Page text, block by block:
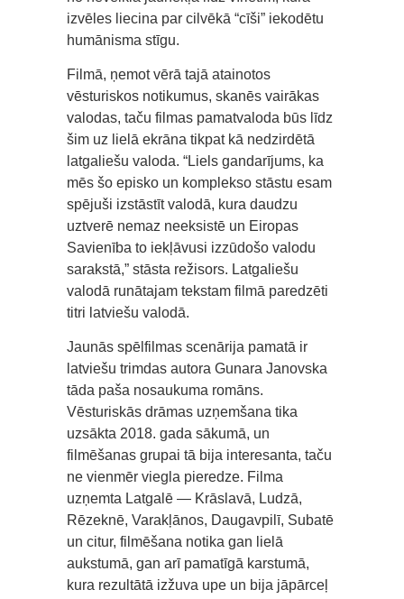
izvēles liecina par cilvēkā “cīši” iekodētu
humānisma stīgu.
Filmā, ņemot vērā tajā atainotos
vēsturiskos notikumus, skanēs vairākas
valodas, taču filmas pamatvaloda būs līdz
šim uz lielā ekrāna tikpat kā nedzirdētā
latgaliešu valoda. “Liels gandarījums, ka
mēs šo episko un komplekso stāstu esam
spējuši izstāstīt valodā, kura daudzu
uztverē nemaz neeksistē un Eiropas
Savienība to iekļāvusi izzūdošo valodu
sarakstā,” stāsta režisors. Latgaliešu
valodā runātajam tekstam filmā paredzēti
titri latviešu valodā.
Jaunās spēlfilmas scenārija pamatā ir
latviešu trimdas autora Gunara Janovska
tāda paša nosaukuma romāns.
Vēsturiskās drāmas uzņemšana tika
uzsākta 2018. gada sākumā, un
filmēšanas grupai tā bija interesanta, taču
ne vienmēr viegla pieredze. Filma
uzņemta Latgalē — Krāslavā, Ludzā,
Rēzeknē, Varakļānos, Daugavpilī, Subatē
un citur, filmēšana notika gan lielā
aukstumā, gan arī pamatīgā karstumā,
kura rezultātā izžuva upe un bija jāpārceļ